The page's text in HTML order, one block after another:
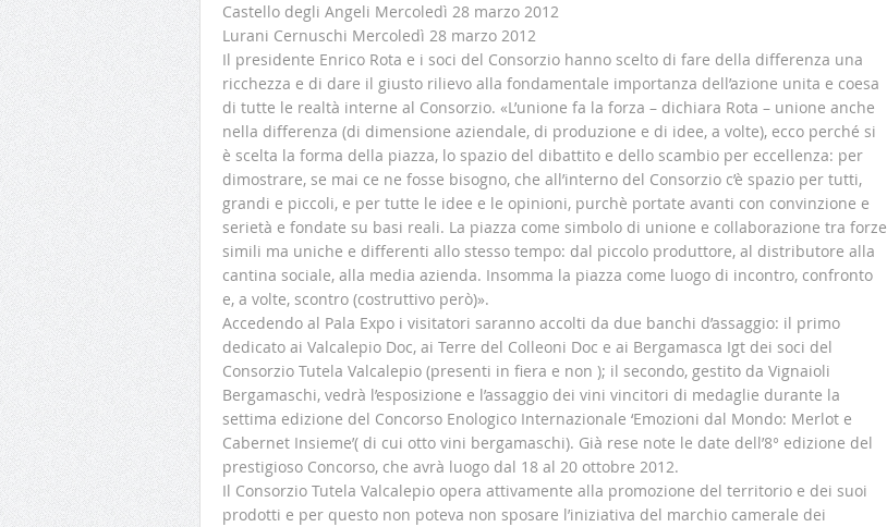
Castello degli Angeli Mercoledì 28 marzo 2012
Lurani Cernuschi Mercoledì 28 marzo 2012
Il presidente Enrico Rota e i soci del Consorzio hanno scelto di fare della differenza una
ricchezza e di dare il giusto rilievo alla fondamentale importanza dell’azione unita e coesa
di tutte le realtà interne al Consorzio. «L’unione fa la forza – dichiara Rota – unione anche
nella differenza (di dimensione aziendale, di produzione e di idee, a volte), ecco perché si
è scelta la forma della piazza, lo spazio del dibattito e dello scambio per eccellenza: per
dimostrare, se mai ce ne fosse bisogno, che all’interno del Consorzio c’è spazio per tutti,
grandi e piccoli, e per tutte le idee e le opinioni, purchè portate avanti con convinzione e
serietà e fondate su basi reali. La piazza come simbolo di unione e collaborazione tra forze
simili ma uniche e differenti allo stesso tempo: dal piccolo produttore, al distributore alla
cantina sociale, alla media azienda. Insomma la piazza come luogo di incontro, confronto
e, a volte, scontro (costruttivo però)».
Accedendo al Pala Expo i visitatori saranno accolti da due banchi d’assaggio: il primo
dedicato ai Valcalepio Doc, ai Terre del Colleoni Doc e ai Bergamasca Igt dei soci del
Consorzio Tutela Valcalepio (presenti in fiera e non ); il secondo, gestito da Vignaioli
Bergamaschi, vedrà l’esposizione e l’assaggio dei vini vincitori di medaglie durante la
settima edizione del Concorso Enologico Internazionale ‘Emozioni dal Mondo: Merlot e
Cabernet Insieme’( di cui otto vini bergamaschi). Già rese note le date dell’8° edizione del
prestigioso Concorso, che avrà luogo dal 18 al 20 ottobre 2012.
Il Consorzio Tutela Valcalepio opera attivamente alla promozione del territorio e dei suoi
prodotti e per questo non poteva non sposare l’iniziativa del marchio camerale dei